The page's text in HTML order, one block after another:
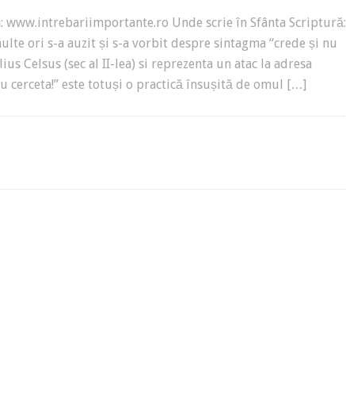
www.intrebariimportante.ro Unde scrie în Sfânta Scriptură:
ori s-a auzit și s-a vorbit despre sintagma “crede și nu
Celsus (sec al II-lea) si reprezenta un atac la adresa
cerceta!” este totuși o practică însușită de omul […]